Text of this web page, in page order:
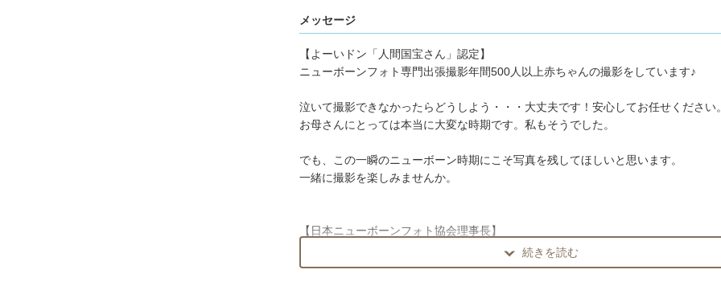
メッセージ
【よーいドン「人間国宝さん」認定】
ニューボーンフォト専門出張撮影年間500人以上赤ちゃんの撮影をしています♪
泣いて撮影できなかったらどうしよう・・・大丈夫です！安心してお任せください。
お母さんにとっては本当に大変な時期です。私もそうでした。
でも、この一瞬のニューボーン時期にこそ写真を残してほしいと思います。
一緒に撮影を楽しみませんか。
【日本ニューボーンフォト協会理事長】
安全でふんわり優しい雰囲気で撮影させていただいております。
続きを読む